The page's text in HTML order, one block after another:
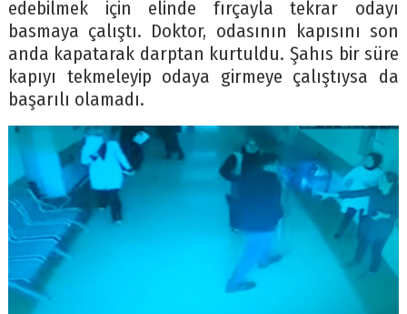
edebilmek için elinde fırçayla tekrar odayı
basmaya çalıştı. Doktor, odasının kapısını son
anda kapatarak darptan kurtuldu. Şahıs bir süre
kapıyı tekmeleyip odaya girmeye çalıştıysa da
başarılı olamadı.